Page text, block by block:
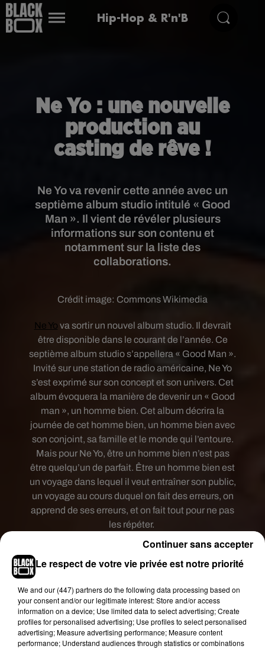
Hip-Hop & R'n'B
Ne Yo : une nouvelle
production au
casting de rêve !
Ne Yo va revenir cette année avec un
septième album studio intitulé « Good
Man ». Il vient de révéler plusieurs
informations sur son contenu et
notamment sur la liste des
collaborations.
Crédit image: Commons Wikimedia
Ne Yo va sortir un nouvel album studio. Il devrait
être disponible dans le courant de l’année. Ce
septième album studio s’appellera « Good Man ».
Invité sur une station de radio américaine, Ne Yo
s’est exprimé sur son concept et son univers. Cet
album évoquera la manière de devenir un « Good
man », un homme bien. Cet album décrira la
journée de cet homme bien, un homme bien avec
son conjoint, sa famille et le monde qui l’entoure.
Mais pour Ne Yo, être un homme bien n’est pas
être quelqu’un de parfait. Être un homme bien est
un voyage dans lequel il veut entraîner son public,
un voyage au cours duquel on fait des erreurs, on
apprend de ses erreurs, et on fait tout pour ne pas
les répéter.
Ne Yo s’est également exprimé sur les différentes
personnes qu’il a contactées pour travailler avec
Chainz, PartyNextDoor, Bebe Rexha, Stefflon
Don, Eric Bellinger et Roméo Santos. En
attendant l’arrivée de ce nouvel album, vous
pouvez découvrir le premier single qui en est
extrait. Ce morceau porte le même titre que
Le respect de votre vie privée est notre priorité
We and our (447) partnersdo the following data processing based on
your consent and/or our legitimate interest: Store and/or access
information on a device; Use limited data to select advertising; Create
profiles for personalised advertising; Use profiles to select personalised
advertising; Measure advertising performance; Measure content
performance; Understand audiences through statistics or combinations
Continuer sans accepter